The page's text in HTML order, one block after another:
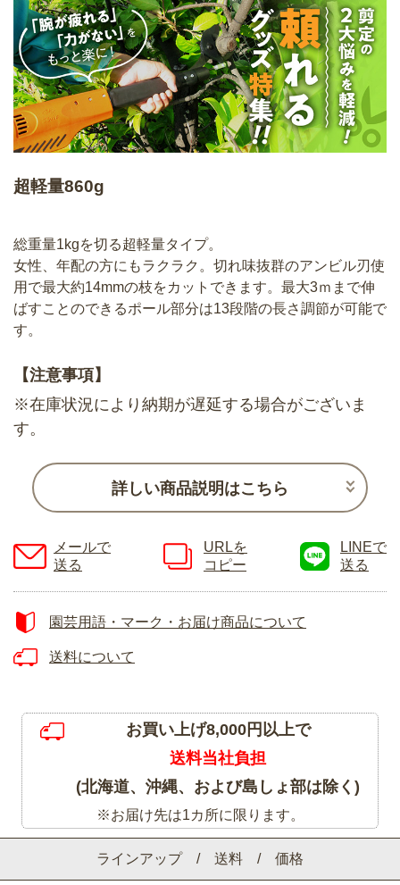
超軽量860g
ラインアップ / 送料 / 価格
総重量1kgを切る超軽量タイプ。
女性、年配の方にもラクラク。切れ味抜群のアンビル刃使
用で最大約14mmの枝をカットできます。最大3ｍまで伸
ばすことのできるポール部分は13段階の長さ調節が可能で
す。
【注意事項】
※在庫状況により納期が遅延する場合がございま
す。
詳しい商品説明はこちら
メールで
送る
URLを
コピー
LINEで
送る
園芸用語・マーク・お届け商品について
送料について
お買い上げ8,000円以上で
送料当社負担
(北海道、沖縄、および島しょ部は除く)
※お届け先は1カ所に限ります。